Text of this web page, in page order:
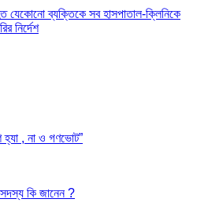
যেকোনো ব্যক্তিকে সব হাসপাতাল-ক্লিনিকে
নির্দেশ
হ্যা , না ও গণভোট”
কি জানেন ?